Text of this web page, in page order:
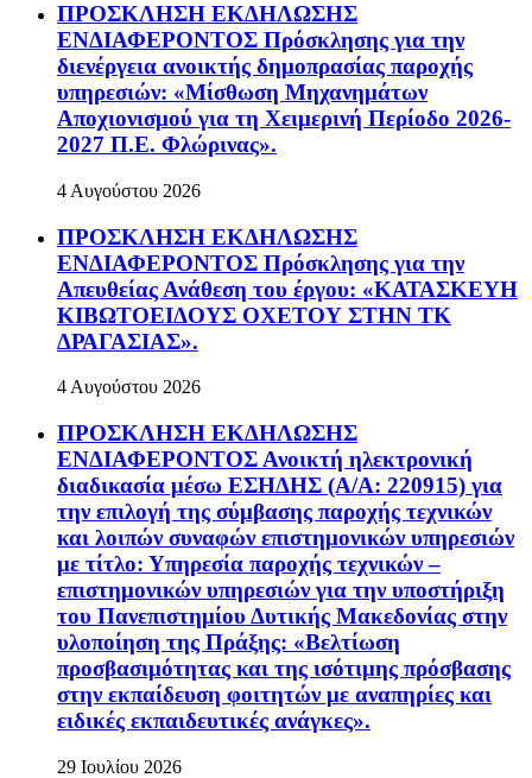
ΠΡΟΣΚΛΗΣΗ ΕΚΔΗΛΩΣΗΣ
ΕΝΔΙΑΦΕΡΟΝΤΟΣ Πρόσκλησης για την
διενέργεια ανοικτής δημοπρασίας παροχής
υπηρεσιών: «Μίσθωση Μηχανημάτων
Αποχιονισμού για τη Χειμερινή Περίοδο 2026-
2027 Π.Ε. Φλώρινας».
4 Αυγούστου 2026
ΠΡΟΣΚΛΗΣΗ ΕΚΔΗΛΩΣΗΣ
ΕΝΔΙΑΦΕΡΟΝΤΟΣ Πρόσκλησης για την
Απευθείας Ανάθεση του έργου: «ΚΑΤΑΣΚΕΥΗ
ΚΙΒΩΤΟΕΙΔΟΥΣ ΟΧΕΤΟΥ ΣΤΗΝ ΤΚ
ΔΡΑΓΑΣΙΑΣ».
4 Αυγούστου 2026
ΠΡΟΣΚΛΗΣΗ ΕΚΔΗΛΩΣΗΣ
ΕΝΔΙΑΦΕΡΟΝΤΟΣ Ανοικτή ηλεκτρονική
διαδικασία μέσω ΕΣΗΔΗΣ (Α/Α: 220915) για
την επιλογή της σύμβασης παροχής τεχνικών
και λοιπών συναφών επιστημονικών υπηρεσιών
με τίτλο: Υπηρεσία παροχής τεχνικών –
επιστημονικών υπηρεσιών για την υποστήριξη
του Πανεπιστημίου Δυτικής Μακεδονίας στην
υλοποίηση της Πράξης: «Βελτίωση
προσβασιμότητας και της ισότιμης πρόσβασης
στην εκπαίδευση φοιτητών με αναπηρίες και
ειδικές εκπαιδευτικές ανάγκες».
29 Ιουλίου 2026